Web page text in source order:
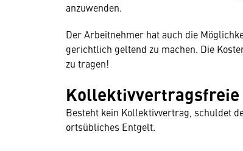
anzuwenden.
Der Arbeitnehmer hat auch die
gerichtlich geltend zu machen. Die
zu tragen!
Kollektivvertragsfreie
Besteht kein Kollektivvertrag, schuldet
ortsübliches Entgelt.